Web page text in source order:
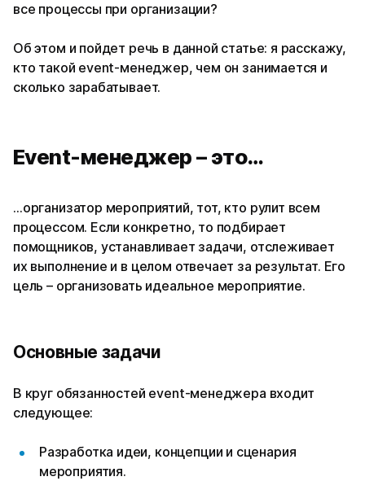
все процессы при организации?
Об этом и пойдет речь в данной статье: я расскажу,
кто такой event-менеджер, чем он занимается и
сколько зарабатывает.
Event-менеджер – это…
…организатор мероприятий, тот, кто рулит всем
процессом. Если конкретно, то подбирает
помощников, устанавливает задачи, отслеживает
их выполнение и в целом отвечает за результат. Его
цель – организовать идеальное мероприятие.
Основные задачи
В круг обязанностей event-менеджера входит
следующее:
Разработка идеи, концепции и сценария
мероприятия.